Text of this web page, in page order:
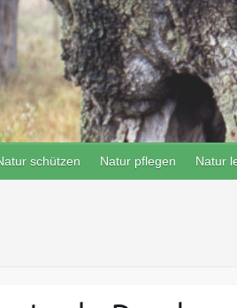
schützen Natur pflegen Natur